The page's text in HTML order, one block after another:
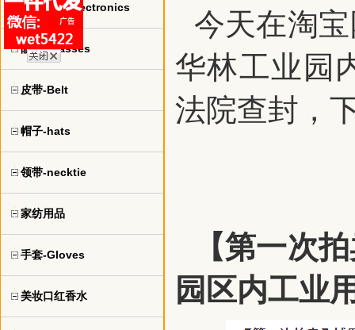
电子产品-Electronics
眼镜-Glasses
皮带-Belt
帽子-hats
领带-necktie
家纺用品
手套-Gloves
美妆口红香水
今天在淘
华林工业园
法院查封，
【第一次
园区内工业